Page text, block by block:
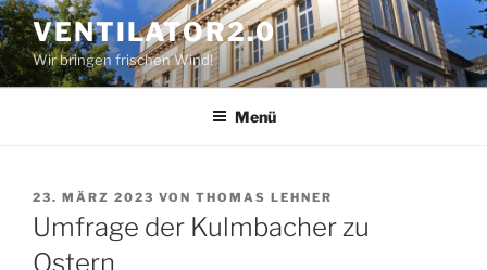
Zum
Inhalt
springen
VENTILATOR2.0
Wir bringen frischen Wind!
Menü
VERÖFFENTLICHT
AM
23. MÄRZ 2023 VON THOMAS LEHNER
Umfrage der Kulmbacher zu
Ostern